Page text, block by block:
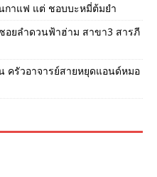
กาแฟ แต่ ชอบบะหมี่ต้มยำ
ยลำดวนฟ้าฮ่าม สาขา3 สารภี
ครัวอาจารย์สายหยุดแอนด์หมอ